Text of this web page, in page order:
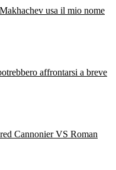
usa il mio nome
affrontarsi a breve
Cannonier VS Roman